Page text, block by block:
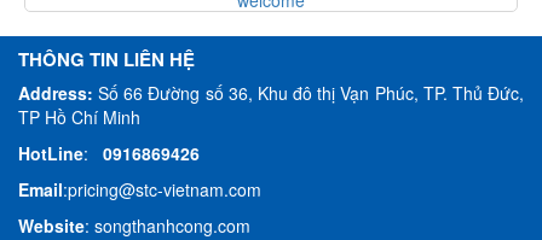
THÔNG TIN LIÊN HỆ
Address:Số 66 Đường số 36, Khu đô thị Vạn Phúc, TP. Thủ Đức,
TP Hồ Chí Minh
HotLine: 0916869426
Email:pricing@stc-vietnam.com
Website: songthanhcong.com